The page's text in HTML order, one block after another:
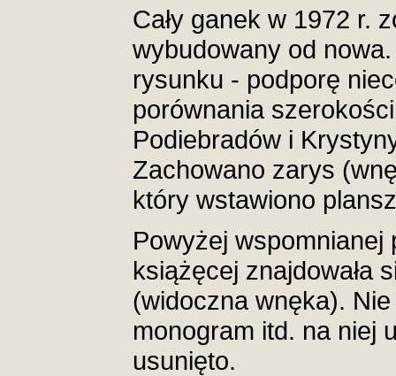
Cały ganek w 1972 r.
wybudowany od
rysunku - podporę
porównania
Podiebradów i
Zachowano zarys
który wstawiono
Powyżej wspomnianej
książęcej znajdowała
(widoczna wnęka).
monogram itd. na niej
usunięto.